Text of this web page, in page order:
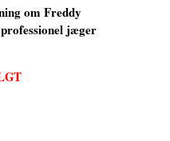
om Freddy
jæger